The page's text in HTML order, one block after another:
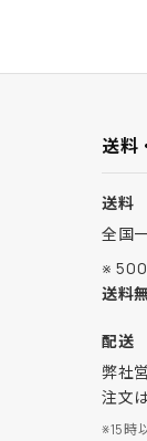
送料
送料
全国
※
送料
配送
弊社
注文
※15時